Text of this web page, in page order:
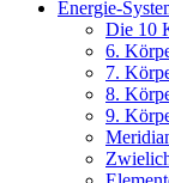
Energie-
Die 10
6.
7.
8.
9.